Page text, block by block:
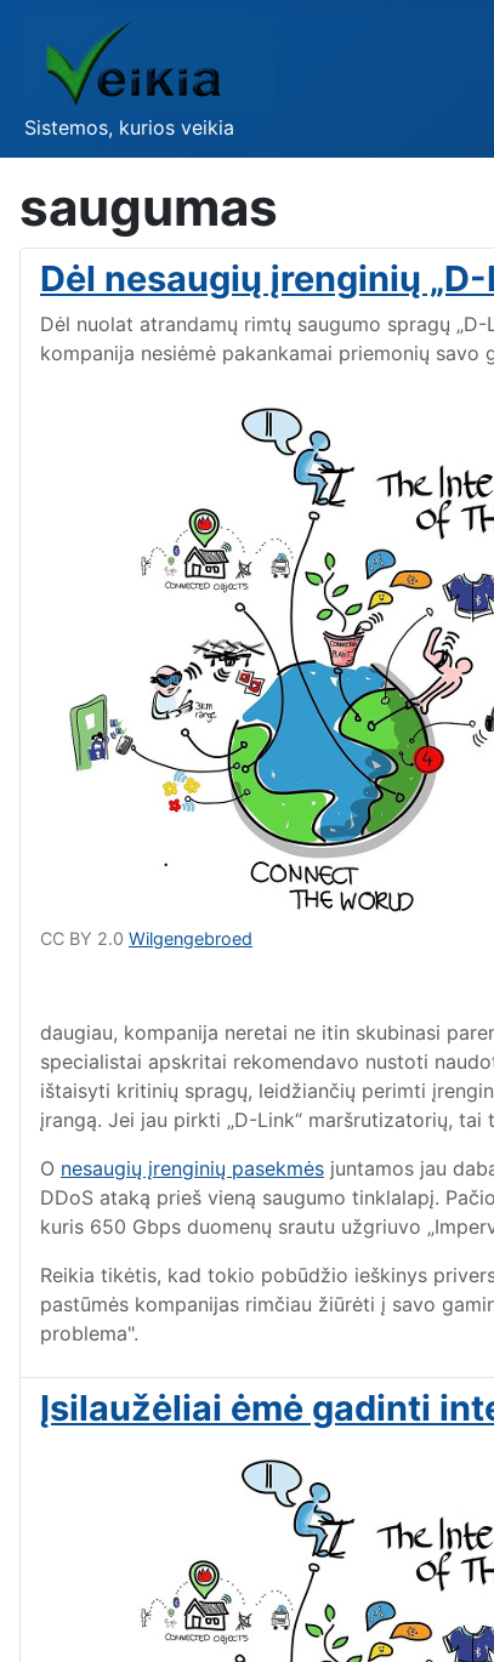
Sistemos, kurios veikia
saugumas
Dėl nesaugių įrenginių
Dėl nuolat atrandamų rimtų saugumo spragų
kompanija nesiėmė pakankamai priemonių
CC BY 2.0 Wilgengebroed
daugiau, kompanija neretai ne itin skubinasi
specialistai apskritai rekomendavo nustoti
ištaisyti kritinių spragų, leidžiančių perimti
įrangą. Jei jau pirkti „D-Link“ maršrutizatorių, tai
O nesaugių įrenginių pasekmės juntamos jau
DDoS ataką prieš vieną saugumo tinklalapį.
kuris 650 Gbps duomenų srautu užgriuvo
Reikia tikėtis, kad tokio pobūdžio ieškinys
pastūmės kompanijas rimčiau žiūrėti į savo
problema".
Įsilaužėliai ėmė gadinti